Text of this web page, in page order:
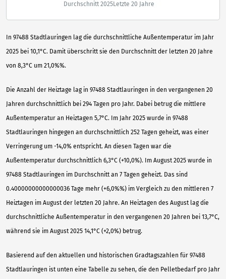
In 97488 Stadtlauringen lag die durchschnittliche Außentemperatur im Jahr
2025 bei 10,1°C. Damit überschritt sie den Durchschnitt der letzten 20 Jahre
von 8,3°C um 21,0%%.
Die Anzahl der Heiztage lag in 97488 Stadtlauringen in den vergangenen 20
Jahren durchschnittlich bei 294 Tagen pro Jahr. Dabei betrug die mittlere
Außentemperatur an Heiztagen 5,7°C. Im Jahr 2025 wurde in 97488
Stadtlauringen hingegen an durchschnittlich 252 Tagen geheizt, was einer
Verringerung um -14,0% entspricht. An diesen Tagen war die
Außentemperatur durchschnittlich 6,3°C (+10,0%). Im August 2025 wurde in
97488 Stadtlauringen im Durchschnitt an 7 Tagen geheizt. Das sind
0.40000000000000036 Tage mehr (+6,0%%) im Vergleich zu den mittleren 7
Heiztagen im August der letzten 20 Jahre. An Heiztagen des August lag die
durchschnittliche Außentemperatur in den vergangenen 20 Jahren bei 13,7°C,
während sie im August 2025 14,1°C (+2,0%) betrug.
Basierend auf den aktuellen und historischen Gradtagszahlen für 97488
Stadtlauringen ist unten eine Tabelle zu sehen, die den Pelletbedarf pro Jahr
Durchschnitt 2025Letzte 20 Jahre